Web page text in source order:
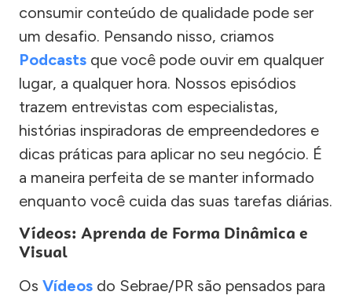
consumir conteúdo de qualidade pode ser
um desafio. Pensando nisso, criamos
Podcasts que você pode ouvir em qualquer
lugar, a qualquer hora. Nossos episódios
trazem entrevistas com especialistas,
histórias inspiradoras de empreendedores e
dicas práticas para aplicar no seu negócio. É
a maneira perfeita de se manter informado
enquanto você cuida das suas tarefas diárias.
Vídeos: Aprenda de Forma Dinâmica e
Visual
Os Vídeos do Sebrae/PR são pensados para